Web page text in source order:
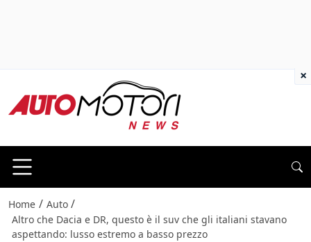
Home / Auto /
Altro che Dacia e DR, questo è il suv che gli italiani stavano
aspettando: lusso estremo a basso prezzo
×